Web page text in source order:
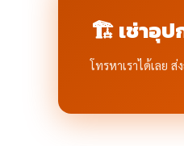
🏗️ เช่าอุป
โทรหาเราได้เลย ส่